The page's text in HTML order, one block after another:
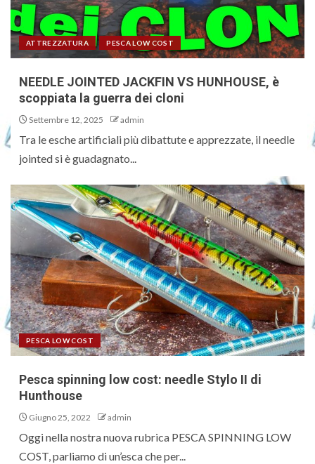
ATTREZZATURA PESCA LOW COST
NEEDLE JOINTED JACKFIN VS HUNHOUSE, è
scoppiata la guerra dei cloni
Settembre 12, 2025 admin
Tra le esche artificiali più dibattute e apprezzate, il needle
jointed si è guadagnato...
PESCA LOW COST
Pesca spinning low cost: needle Stylo II di
Hunthouse
Giugno 25, 2022 admin
Oggi nella nostra nuova rubrica PESCA SPINNING LOW
COST, parliamo di un’esca che per...